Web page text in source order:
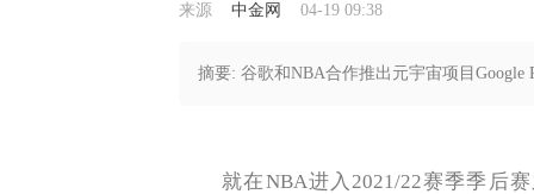
来源 中金网 04-19 09:38
摘要: 谷歌和NBA合作推出元宇宙项目Google
就在NBA进入2021/22赛季季后赛